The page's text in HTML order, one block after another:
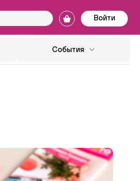
Войти
События